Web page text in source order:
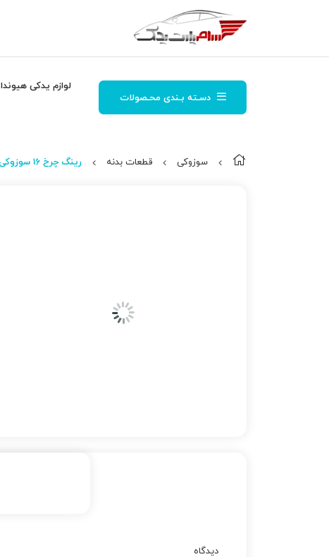
دسـته بـندی محـصولات
لوازم یدکی هیوندا
سوزوکی قطعات بدنه رینگ چرخ 16 سوزوکی ویتارا
دیدگاه